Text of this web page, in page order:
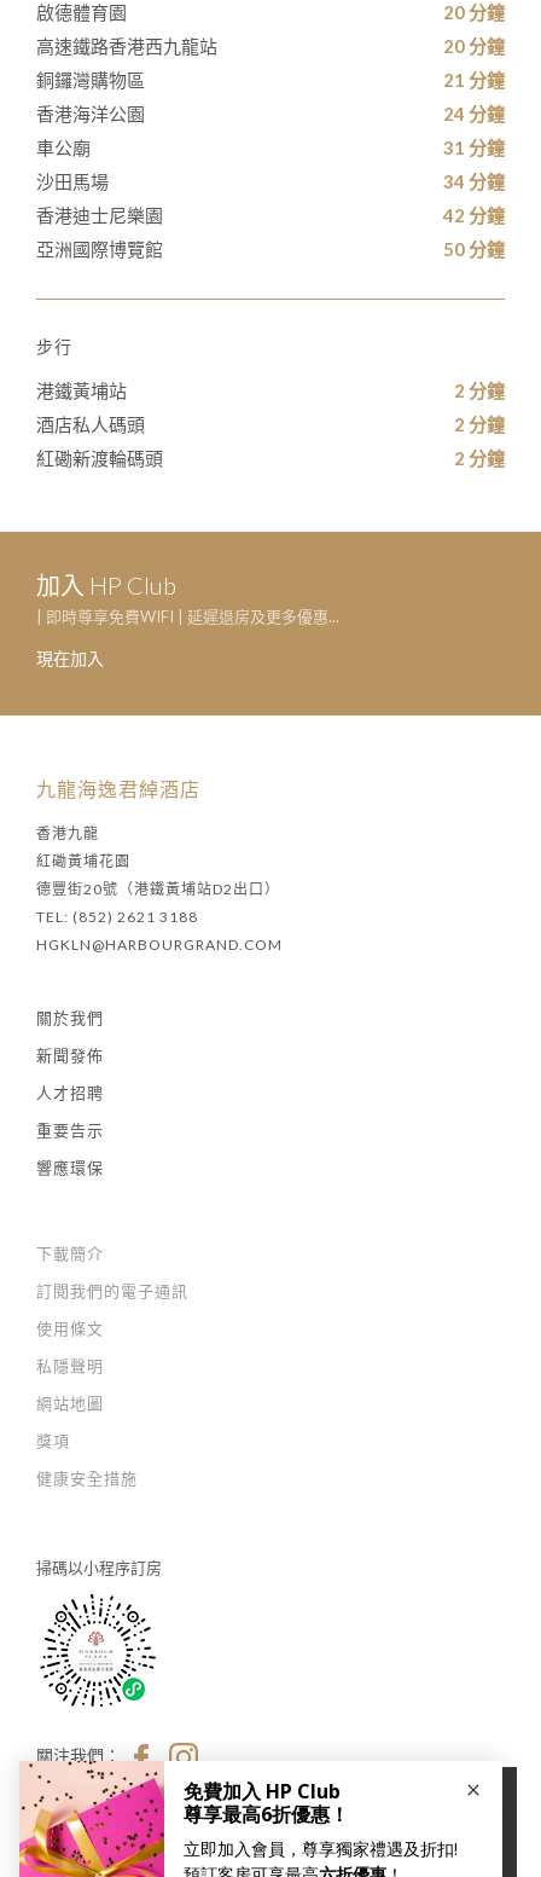
啟德體育園
20 分鐘
高速鐵路香港西九龍站
20 分鐘
銅鑼灣購物區
21 分鐘
香港海洋公園
24 分鐘
車公廟
31 分鐘
沙田馬場
34 分鐘
香港迪士尼樂園
42 分鐘
亞洲國際博覽館
50 分鐘
步行
港鐵黃埔站
2 分鐘
酒店私人碼頭
2 分鐘
紅磡新渡輪碼頭
2 分鐘
加入 HP Club
| 即時尊享免費WIFI | 延遲退房及更多優惠...
現在加入
九龍海逸君綽酒店
香港九龍
紅磡黃埔花園
德豐街20號（港鐵黃埔站D2出口）
TEL: (852) 2621 3188
HGKLN@HARBOURGRAND.COM
關於我們
新聞發佈
人才招聘
重要告示
響應環保
下載簡介
訂閱我們的電子通訊
使用條文
私隱聲明
網站地圖
獎項
健康安全措施
掃碼以小程序訂房
關注我們：
×
本網站使用Cookies以改善您的用戶體驗。如您繼續瀏覽我
們的網站，即代表您同意我們的私隱及 cookies 政策。